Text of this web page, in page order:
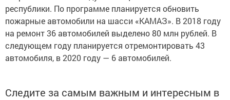
республики. По программе планируется обновить
пожарные автомобили на шасси «КАМАЗ». В 2018 году
на ремонт 36 автомобилей выделено 80 млн рублей. В
следующем году планируется отремонтировать 43
автомобиля, в 2020 году — 6 автомобилей.
Следите за самым важным и интересным в